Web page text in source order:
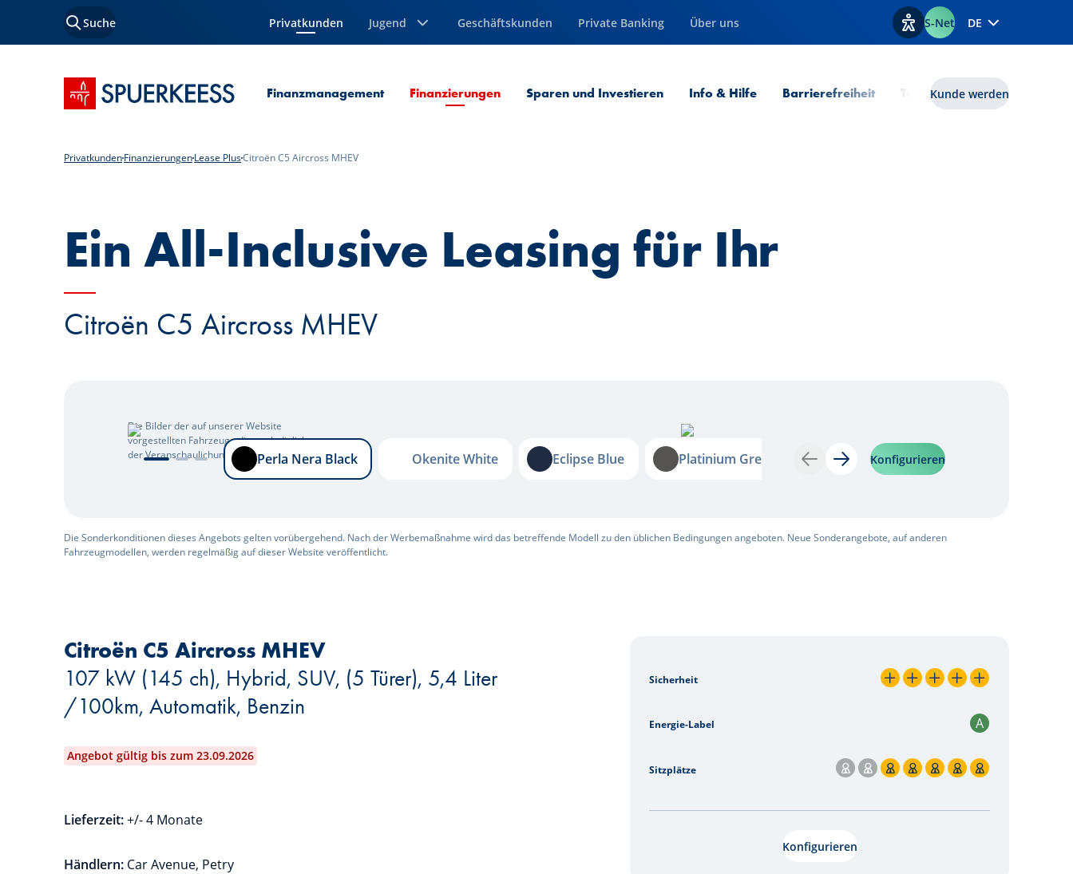
Suche Privatkunden
Aktuelle Seite Jugend Geschäftskunden Private Banking Über uns Optionen zur Barrierefreiheit
S-Net DE
Startseite SPUERKEESS Finanzmanagement FinanzierungenAktuelle Seite
Sparen und Investieren Info & Hilfe Barrierefreiheit Tools lux|funds
Kunde werden
PrivatkundenFinanzierungenLease PlusCitroën C5 Aircross MHEV
Ein All-Inclusive Leasing für Ihr
Citroën C5 Aircross MHEV
Perla Nera Black
Perla Nera Black Okenite White
Okenite White Eclipse Blue
Eclipse Blue Platinium Grey
Platinium Grey Astoria Green
Astoria GreenKonfigurieren
ZurückWeiter
Die Bilder der auf unserer Website
vorgestellten Fahrzeuge dienen lediglich
der Veranschaulichung.
Die Sonderkonditionen dieses Angebots gelten vorübergehend. Nach der Werbemaßnahme wird das betreffende Modell zu den üblichen Bedingungen angeboten. Neue Sonderangebote, auf anderen
Fahrzeugmodellen, werden regelmäßig auf dieser Website veröffentlicht.
Citroën C5 Aircross MHEV
107 kW (145 ch), Hybrid, SUV, (5 Türer), 5,4 Liter
/100km, Automatik, Benzin
Angebot gültig bis zum 23.09.2026
Lieferzeit:+/- 4 Monate
Händlern: Car Avenue, Petry
Sicherheit 5 / 5
Energie-Label A
Sitzplätze 5 / 7
Konfigurieren